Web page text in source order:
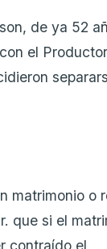
de ya 52
el Productor
matrimonio o
que si el
contraído el